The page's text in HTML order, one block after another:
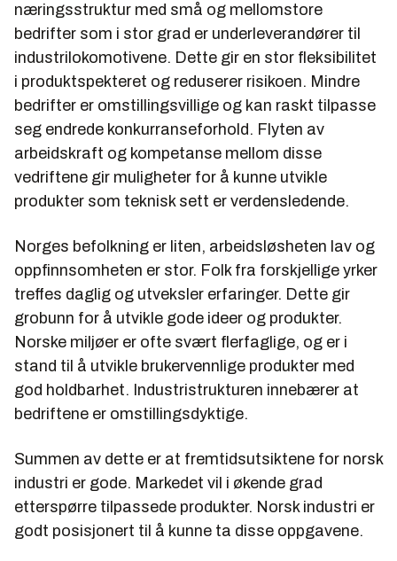
næringsstruktur med små og mellomstore
bedrifter som i stor grad er underleverandører til
industrilokomotivene. Dette gir en stor fleksibilitet
i produktspekteret og reduserer risikoen. Mindre
bedrifter er omstillingsvillige og kan raskt tilpasse
seg endrede konkurranseforhold. Flyten av
arbeidskraft og kompetanse mellom disse
vedriftene gir muligheter for å kunne utvikle
produkter som teknisk sett er verdensledende.
Norges befolkning er liten, arbeidsløsheten lav og
oppfinnsomheten er stor. Folk fra forskjellige yrker
treffes daglig og utveksler erfaringer. Dette gir
grobunn for å utvikle gode ideer og produkter.
Norske miljøer er ofte svært flerfaglige, og er i
stand til å utvikle brukervennlige produkter med
god holdbarhet. Industristrukturen innebærer at
bedriftene er omstillingsdyktige.
Summen av dette er at fremtidsutsiktene for norsk
industri er gode. Markedet vil i økende grad
etterspørre tilpassede produkter. Norsk industri er
godt posisjonert til å kunne ta disse oppgavene.